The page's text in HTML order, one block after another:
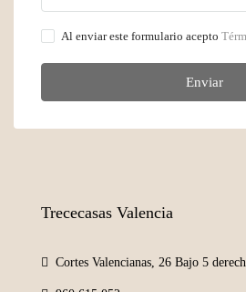
Al enviar este formulario acepto
Enviar
Trececasas Valencia
Cortes Valencianas, 26 Bajo 5